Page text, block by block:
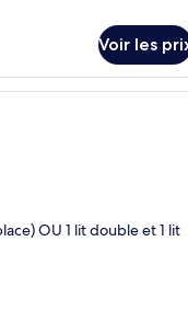
Voir les
Une chambre à coucher
OU 1 lit double et 1 lit